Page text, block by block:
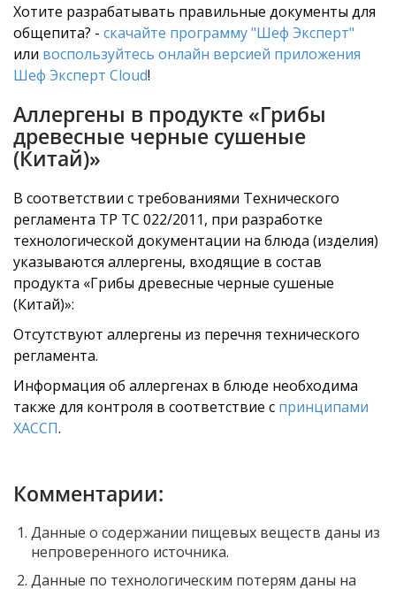
Хотите разрабатывать правильные документы для
общепита? - скачайте программу "Шеф Эксперт"
или воспользуйтесь онлайн версией приложения
Шеф Эксперт Cloud!
Аллергены в продукте «Грибы
древесные черные сушеные
(Китай)»
В соответствии с требованиями Технического
регламента ТР ТС 022/2011, при разработке
технологической документации на блюда (изделия)
указываются аллергены, входящие в состав
продукта «Грибы древесные черные сушеные
(Китай)»:
Отсутствуют аллергены из перечня технического
регламента.
Информация об аллергенах в блюде необходима
также для контроля в соответствие с принципами
ХАССП.
Комментарии:
Данные о содержании пищевых веществ даны из
непроверенного источника.
Данные по технологическим потерям даны на